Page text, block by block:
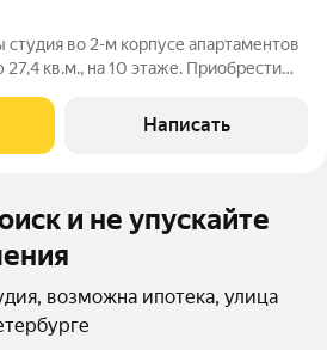
во 2-м корпусе апартаментов
кв.м., на 10 этаже. Приобрести
"WINGS" располагается по адресу
Написать
и не упускайте
возможна ипотека, улица